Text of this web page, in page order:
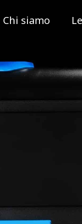
Chi siamo